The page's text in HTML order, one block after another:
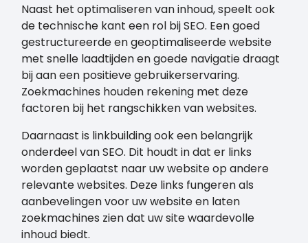
Naast het optimaliseren van inhoud, speelt ook
de technische kant een rol bij SEO. Een goed
gestructureerde en geoptimaliseerde website
met snelle laadtijden en goede navigatie draagt
bij aan een positieve gebruikerservaring.
Zoekmachines houden rekening met deze
factoren bij het rangschikken van websites.
Daarnaast is linkbuilding ook een belangrijk
onderdeel van SEO. Dit houdt in dat er links
worden geplaatst naar uw website op andere
relevante websites. Deze links fungeren als
aanbevelingen voor uw website en laten
zoekmachines zien dat uw site waardevolle
inhoud biedt.